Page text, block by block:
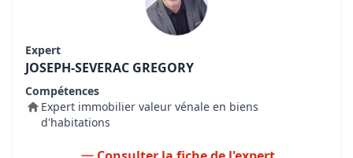
Expert
JOSEPH-SEVERAC GREGORY
Compétences
Expert immobilier valeur vénale en biens
d'habitations